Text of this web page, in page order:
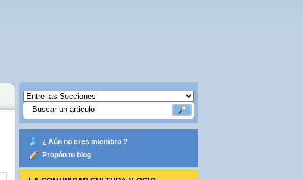
¿ Aún no eres miembro ?
Propón tu blog